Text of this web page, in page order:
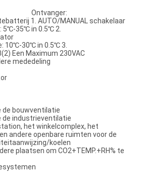
1. AUTO/MANUAL schakelaar
5℃-35℃ in 0.5℃ 2.
10℃-30℃ in 0.5℃ 3.
Een Maximum 230VAC
mededeling
de bouwventilatie
de industrieventilatie
het winkelcomplex, het
andere openbare ruimten voor de
koelen
plaatsen om CO2+TEMP.+RH% te